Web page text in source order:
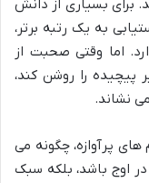
بسیاری از دانش
به یک رتبه برتر،
اما وقتی صحبت از
پیچیده را روشن کند،
نشاند.
پرآوازه، چگونه می
در اوج باشد، بلکه سبک